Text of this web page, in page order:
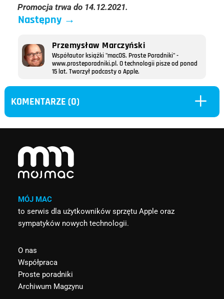
Promocja trwa do 14.12.2021.
Następny→
Przemysław Marczyński
Współautor książki "macOS. Proste Poradniki" -
www.prosteporadniki.pl. O technologii pisze od ponad
15 lat. Tworzył podcasty o Apple.
KOMENTARZE (0) L
MÓJ MAC
to serwis dla użytkowników sprzętu Apple oraz
sympatyków nowych technologii.
O nas
Współpraca
Proste poradniki
Archiwum Magzynu